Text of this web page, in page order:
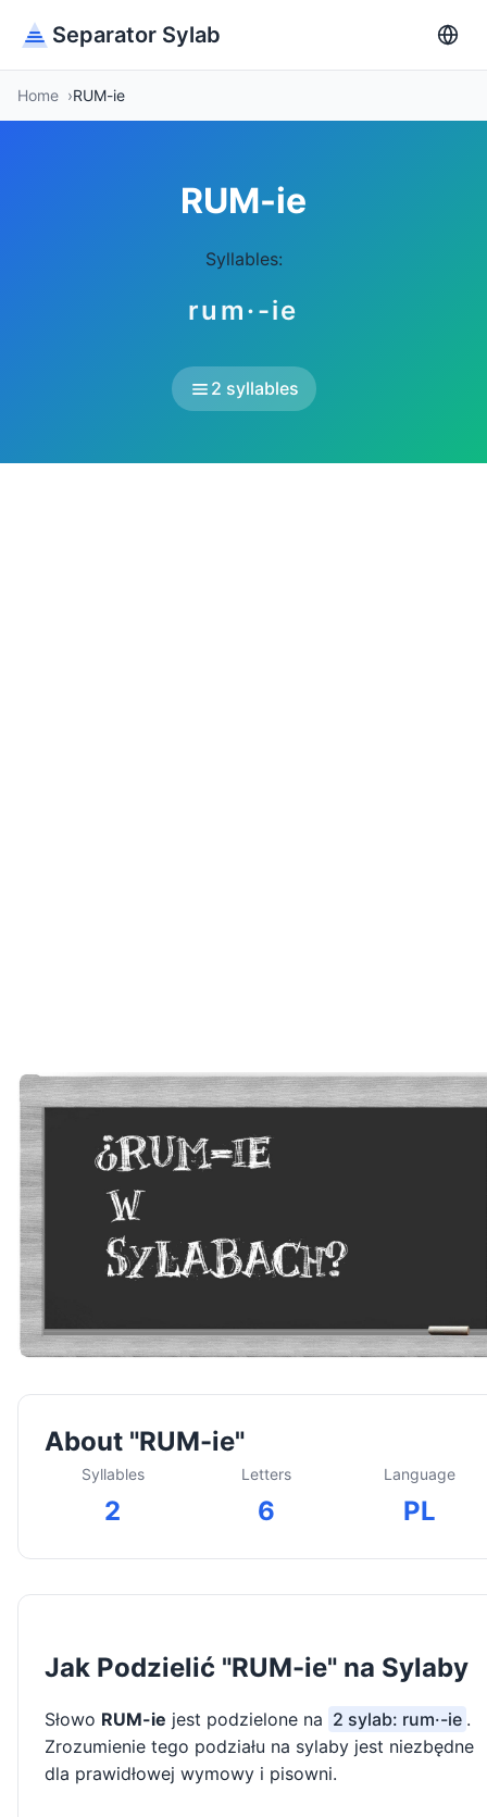
Separator Sylab
Home RUM-ie
RUM-ie
Syllables:
rum·-ie
2 syllables
About "RUM-ie"
Syllables
2
Letters
6
Language
PL
Jak Podzielić "RUM-ie" na Sylaby
Słowo RUM-ie jest podzielone na 2 sylab: rum·-ie .
Zrozumienie tego podziału na sylaby jest niezbędne
dla prawidłowej wymowy i pisowni.